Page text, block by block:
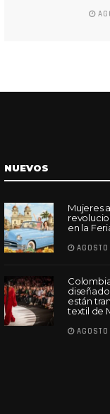
NUEVOS
Mujeres
en la
están
textil de